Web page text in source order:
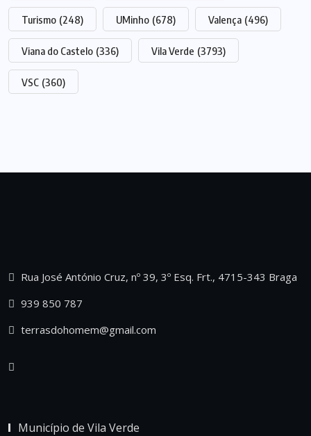
Turismo (248) UMinho (678) Valença (496)
Viana do Castelo (336) Vila Verde (3793)
VSC (360)
Rua José António Cruz, nº 39, 3º Esq. Frt., 4715-343 Braga
939 850 787
terrasdohomem@gmail.com
Município de Vila Verde